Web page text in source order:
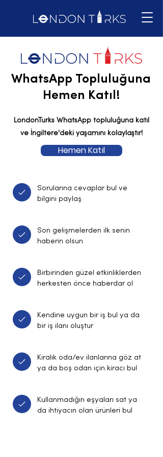
WhatsApp Topluluğuna
Hemen Katıl!
LondonTurks WhatsApp topluluğuna katıl
ve İngiltere'deki yaşamını kolaylaştır!
Hemen Katıl
Sorularına cevaplar bul ve
bilgini paylaş
Son gelişmelerden ilk senin
haberin olsun
Birbirinden güzel etkinliklerden
herkesten önce haberdar ol
Kendine uygun bir iş bul ya da
bir iş ilanı oluştur
Kiralık oda/ev ilanlarına göz at
ya da boş odan için kiracı bul
Kullanmadığın eşyaları sat ya
da ihtiyacın olan ürünleri bul